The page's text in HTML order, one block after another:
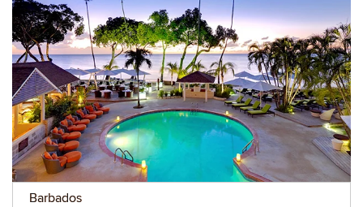
Barbados